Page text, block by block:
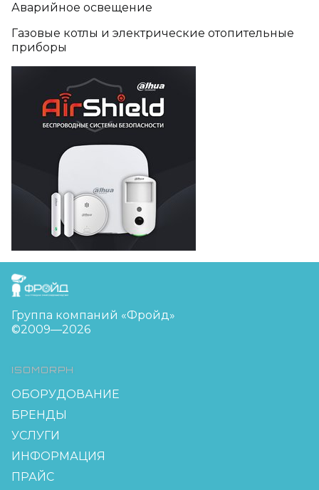
Аварийное освещение
Газовые котлы и электрические отопительные
приборы
FreudGroup
Группа компаний «Фройд»
©2009—2026
ISOMORPH
ОБОРУДОВАНИЕ
БРЕНДЫ
УСЛУГИ
ИНФОРМАЦИЯ
ПРАЙС